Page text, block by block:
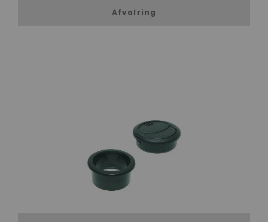
Afvalring